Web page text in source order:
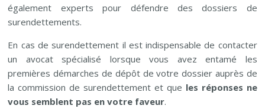
également experts pour défendre des dossiers de
surendettements.
En cas de surendettement il est indispensable de contacter
un avocat spécialisé lorsque vous avez entamé les
premières démarches de dépôt de votre dossier auprès de
la commission de surendettement et que les réponses ne
vous semblent pas en votre faveur.